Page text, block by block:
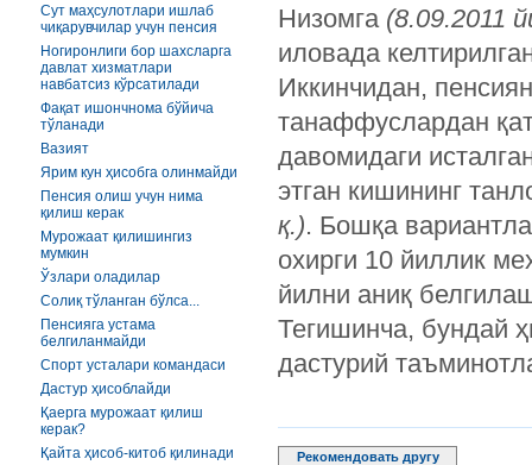
Сут маҳсулотлари ишлаб
чиқарувчилар учун пенсия
Ногиронлиги бор шахсларга
давлат хизматлари
навбатсиз кўрсатилади
Фақат ишончнома бўйича
тўланади
Вазият
Ярим кун ҳисобга олинмайди
Пенсия олиш учун нима
қилиш керак
Мурожаат қилишингиз
мумкин
Ўзлари оладилар
Солиқ тўланган бўлса...
Пенсияга устама
белгиланмайди
Спорт усталари командаси
Дастур ҳисоблайди
Қаерга мурожаат қилиш
керак?
Қайта ҳисоб-китоб қилинади
Низомга (8.09.2011
иловада
Иккинчидан,
танаффуслардан
давомидаги
этган кишининг
қ.). Бошқа
охирги 10 йиллик
йилни аниқ
Тегишинча, бундай
дастурий
Рекомендовать другу